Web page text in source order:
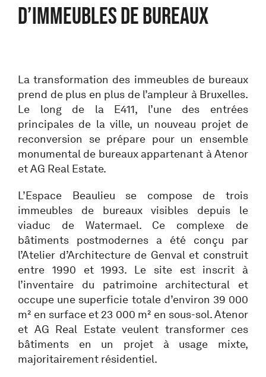
d’immeubles de bureaux
La transformation des immeubles de bureaux
prend de plus en plus de l’ampleur à Bruxelles.
Le long de la E411, l’une des entrées
principales de la ville, un nouveau projet de
reconversion se prépare pour un ensemble
monumental de bureaux appartenant à Atenor
et AG Real Estate.
L’Espace Beaulieu se compose de trois
immeubles de bureaux visibles depuis le
viaduc de Watermael. Ce complexe de
bâtiments postmodernes a été conçu par
l’Atelier d’Architecture de Genval et construit
entre 1990 et 1993. Le site est inscrit à
l’inventaire du patrimoine architectural et
occupe une superficie totale d’environ 39 000
m² en surface et 23 000 m² en sous-sol. Atenor
et AG Real Estate veulent transformer ces
bâtiments en un projet à usage mixte,
majoritairement résidentiel.